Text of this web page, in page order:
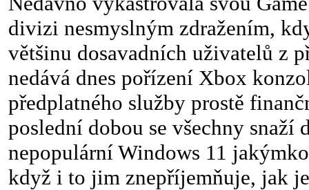
divizi nesmyslným zdražením,
většinu dosavadních uživatelů z
nedává dnes pořízení Xbox
předplatného služby prostě
poslední dobou se všechny snaží
nepopulární Windows 11
když i to jim znepříjemňuje, jak